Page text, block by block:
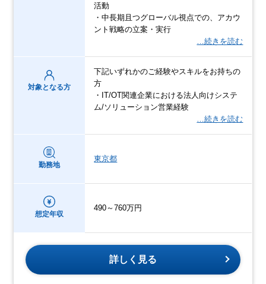
活動
・中長期且つグローバル視点での、アカウ
ント戦略の立案・実行
…続きを読む
対象となる方
下記いずれかのご経験やスキルをお持ちの
方
・IT/OT関連企業における法人向けシステ
ム/ソリューション営業経験
…続きを読む
勤務地
東京都
想定年収
490～760万円
詳しく見る